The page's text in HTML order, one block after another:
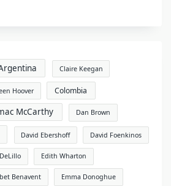
Claire Keegan
Hoover Colombia
McCarthy Dan Brown
David Ebershoff David Foenkinos
Edith Wharton
Benavent Emma Donoghue